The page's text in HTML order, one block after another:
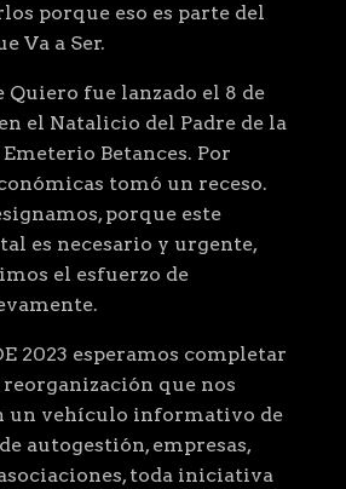
porque eso es parte del
Va a Ser.
Quiero fue lanzado el 8 de
el Natalicio del Padre de la
Betances. Por
tomó un receso.
porque este
es necesario y urgente,
el esfuerzo de
2023 esperamos completar
reorganización que nos
un vehículo informativo de
autogestión, empresas,
toda iniciativa